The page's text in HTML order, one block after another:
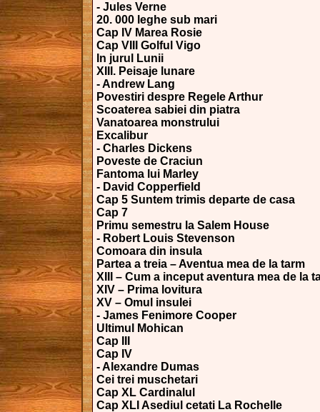
- Jules Verne
20. 000 leghe sub mari
Cap IV Marea Rosie
Cap VIII Golful Vigo
In jurul Lunii
XIII. Peisaje lunare
- Andrew Lang
Povestiri despre Regele Arthur
Scoaterea sabiei din piatra
Vanatoarea monstrului
Excalibur
- Charles Dickens
Poveste de Craciun
Fantoma lui Marley
- David Copperfield
Cap 5 Suntem trimis departe de casa
Cap 7
Primu semestru la Salem House
- Robert Louis Stevenson
Comoara din insula
Partea a treia – Aventua mea de la tarm
XIII – Cum a inceput aventura mea de la
XIV – Prima lovitura
XV – Omul insulei
- James Fenimore Cooper
Ultimul Mohican
Cap III
Cap IV
- Alexandre Dumas
Cei trei muschetari
Cap XL Cardinalul
Cap XLI Asediul cetati La Rochelle